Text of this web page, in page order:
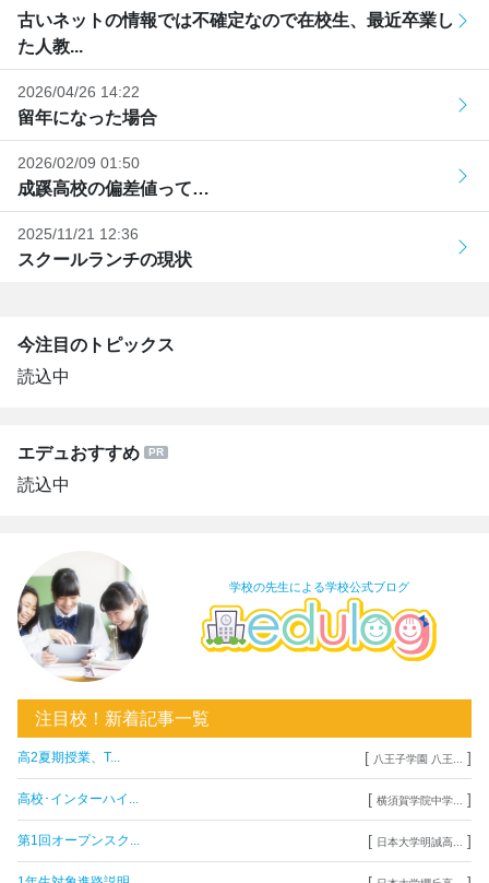
古いネットの情報では不確定なので在校生、最近卒業し
た人教...
2026/04/26 14:22
留年になった場合
2026/02/09 01:50
成蹊高校の偏差値って…
2025/11/21 12:36
スクールランチの現状
今注目のトピックス
読込中
エデュおすすめ
読込中
学校の先生による学校公式ブログ
注目校！新着記事一覧
高2夏期授業、T... [ 八王子学園 八王... ]
高校･インターハイ... [ 横須賀学院中学... ]
第1回オープンスク... [ 日本大学明誠高... ]